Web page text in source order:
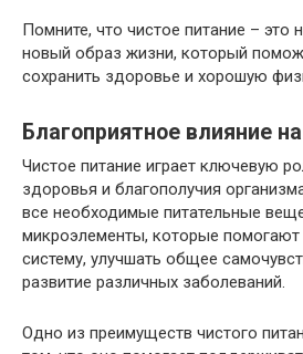
Помните, что чистое питание – это
новый образ жизни, который
сохранить здоровье и хорошую
Благоприятное влияние
Чистое питание играет ключевую
здоровья и благополучия
все необходимые питательные
микроэлементы, которые помогают
систему, улучшать общее
развитие различных заболеваний.
Одно из преимуществ чистого